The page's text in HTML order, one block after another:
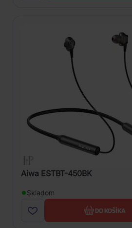
Aiwa ESTBT-450BK
Skladom
DO KOŠÍKA